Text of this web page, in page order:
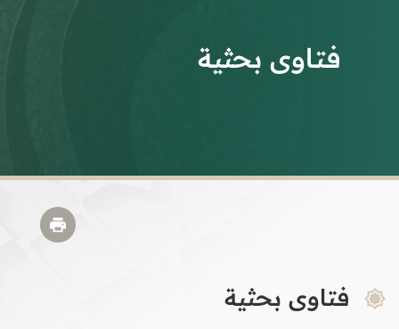
فتاوى بحثية
فتاوى بحثية